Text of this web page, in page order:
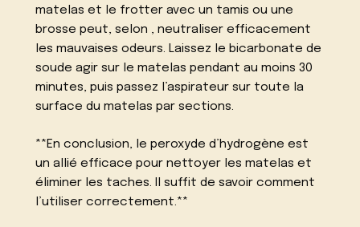
matelas et le frotter avec un tamis ou une
brosse peut, selon , neutraliser efficacement
les mauvaises odeurs. Laissez le bicarbonate de
soude agir sur le matelas pendant au moins 30
minutes, puis passez l’aspirateur sur toute la
surface du matelas par sections.
**En conclusion, le peroxyde d’hydrogène est
un allié efficace pour nettoyer les matelas et
éliminer les taches. Il suffit de savoir comment
l’utiliser correctement.**